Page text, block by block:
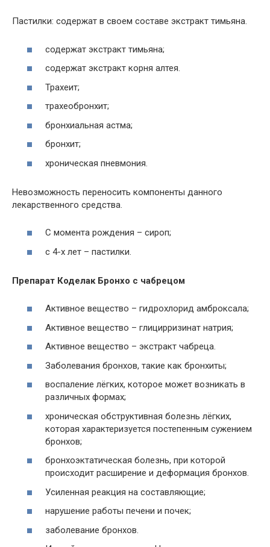
Пастилки: содержат в своем составе экстракт тимьяна.
содержат экстракт тимьяна;
содержат экстракт корня алтея.
Трахеит;
трахеобронхит;
бронхиальная астма;
бронхит;
хроническая пневмония.
Невозможность переносить компоненты данного
лекарственного средства.
С момента рождения – сироп;
с 4-х лет – пастилки.
Препарат Коделак Бронхо с чабрецом
Активное вещество – гидрохлорид амброксала;
Активное вещество – глицирризинат натрия;
Активное вещество – экстракт чабреца.
Заболевания бронхов, такие как бронхиты;
воспаление лёгких, которое может возникать в
различных формах;
хроническая обструктивная болезнь лёгких,
которая характеризуется постепенным сужением
бронхов;
бронхоэктатическая болезнь, при которой
происходит расширение и деформация бронхов.
Усиленная реакция на составляющие;
нарушение работы печени и почек;
заболевание бронхов.